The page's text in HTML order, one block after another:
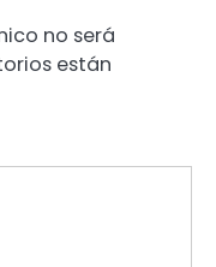
no será
están